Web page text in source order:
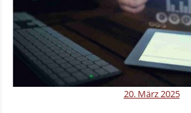
20. März 2025